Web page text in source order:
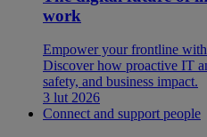
work
Empower your frontline
Discover how proactive IT
safety, and business impact.
3 lut 2026
Connect and support people